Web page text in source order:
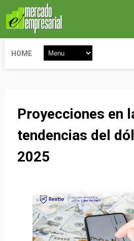
HOME
Proyecciones en
tendencias del
2025